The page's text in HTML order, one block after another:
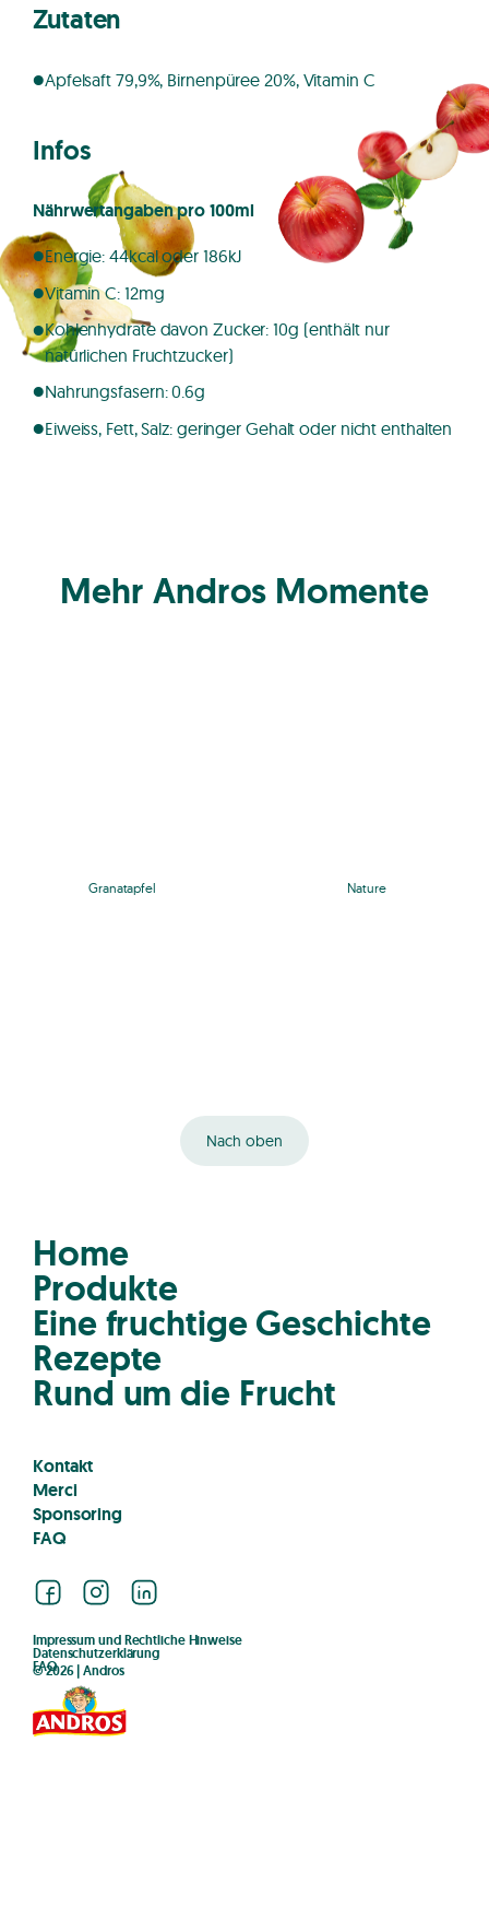
Zutaten
Apfelsaft 79,9%, Birnenpüree 20%, Vitamin C
Infos
Nährwertangaben pro 100ml
Energie: 44kcal oder 186kJ
Vitamin C: 12mg
Kohlenhydrate davon Zucker: 10g (enthält nur
natürlichen Fruchtzucker)
Nahrungsfasern: 0.6g
Eiweiss, Fett, Salz: geringer Gehalt oder nicht enthalten
Mehr Andros Momente
Granatapfel Nature
Home
Produkte
Eine fruchtige Geschichte
Rezepte
Rund um die Frucht
Kontakt
Merci
Sponsoring
FAQ
Nach oben
© 2026 | Andros
Impressum und Rechtliche Hinweise
Datenschutzerklärung
FAQ
FacebookInstagramLinkedIn